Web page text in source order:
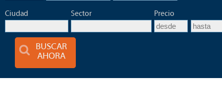
Ciudad Sector Precio
BUSCAR
AHORA